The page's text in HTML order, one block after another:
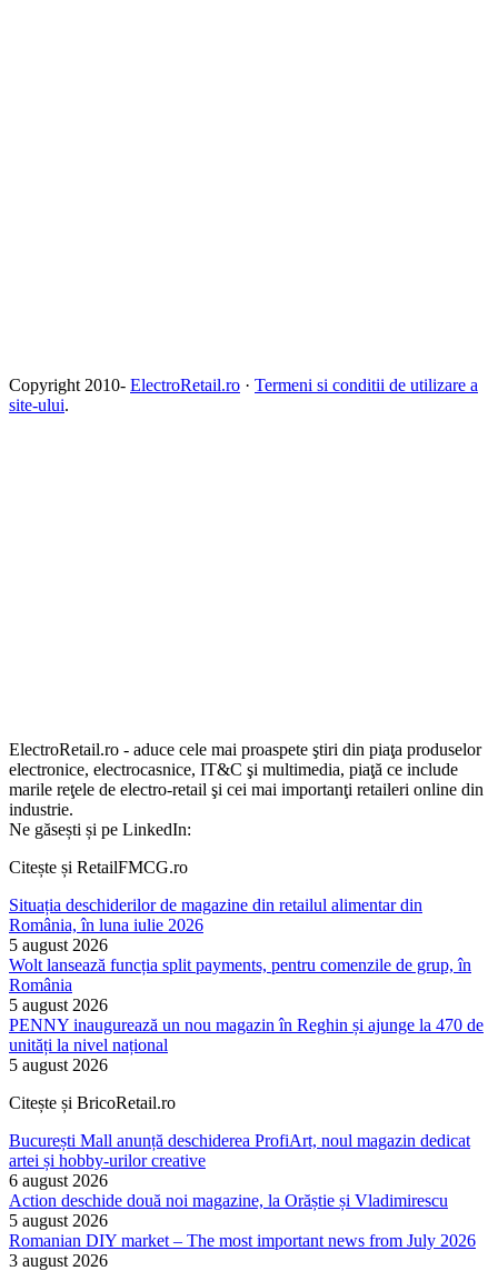
Copyright 2010- ElectroRetail.ro · Termeni si conditii de utilizare a
site-ului.
ElectroRetail.ro - aduce cele mai proaspete ştiri din piaţa produselor
electronice, electrocasnice, IT&C şi multimedia, piaţă ce include
marile reţele de electro-retail şi cei mai importanţi retaileri online din
industrie.
Ne găsești și pe LinkedIn:
Citește și RetailFMCG.ro
Situația deschiderilor de magazine din retailul alimentar din
România, în luna iulie 2026
5 august 2026
Wolt lansează funcția split payments, pentru comenzile de grup, în
România
5 august 2026
PENNY inaugurează un nou magazin în Reghin și ajunge la 470 de
unități la nivel național
5 august 2026
Citește și BricoRetail.ro
București Mall anunță deschiderea ProfiArt, noul magazin dedicat
artei și hobby-urilor creative
6 august 2026
Action deschide două noi magazine, la Orăștie și Vladimirescu
5 august 2026
Romanian DIY market – The most important news from July 2026
3 august 2026